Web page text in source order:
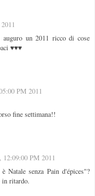
un 2011 ricco di cose
♥♥♥
PM 2011
fine settimana!!
12:09:00 PM 2011
Natale senza Pain d'épices"?
in ritardo.